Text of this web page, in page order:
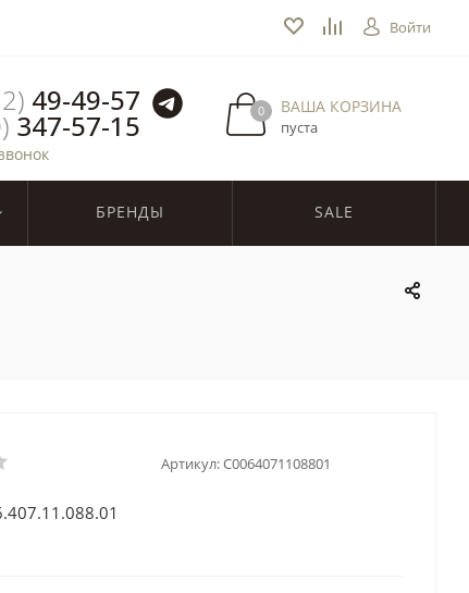
Войти
49-49-57
347-57-15
ВАША КОРЗИНА
пуста
0
БРЕНДЫ SALE
Артикул:C0064071108801